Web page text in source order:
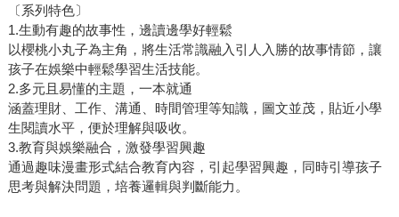
〔系列特色〕
1.生動有趣的故事性，邊讀邊學好輕鬆
以櫻桃小丸子為主角，將生活常識融入引人入勝的故事情節，讓
孩子在娛樂中輕鬆學習生活技能。
2.多元且易懂的主題，一本就通
涵蓋理財、工作、溝通、時間管理等知識，圖文並茂，貼近小學
生閱讀水平，便於理解與吸收。
3.教育與娛樂融合，激發學習興趣
通過趣味漫畫形式結合教育內容，引起學習興趣，同時引導孩子
思考與解決問題，培養邏輯與判斷能力。